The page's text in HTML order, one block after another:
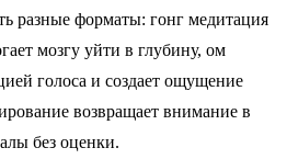
разные форматы: гонг медитация
мозгу уйти в глубину, ом
голоса и создает ощущение
возвращает внимание в
без оценки.